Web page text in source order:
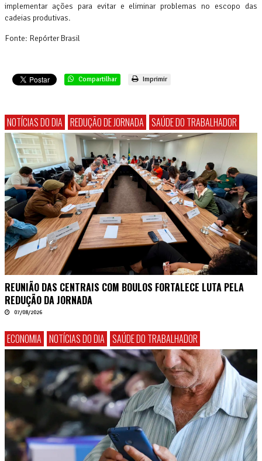
implementar ações para evitar e eliminar problemas no escopo das
cadeias produtivas.
Fonte: Repórter Brasil
Compartilhar Imprimir
NOTÍCIAS DO DIA REDUÇÃO DE JORNADA SAÚDE DO TRABALHADOR
REUNIÃO DAS CENTRAIS COM BOULOS FORTALECE LUTA PELA
REDUÇÃO DA JORNADA
07/08/2026
ECONOMIA NOTÍCIAS DO DIA SAÚDE DO TRABALHADOR